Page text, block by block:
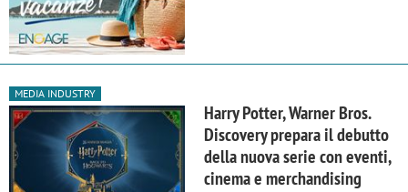
MEDIA INDUSTRY
Harry Potter, Warner Bros.
Discovery prepara il debutto
della nuova serie con eventi,
cinema e merchandising